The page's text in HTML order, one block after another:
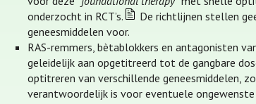
onderzocht in RCT’s.
De richtlijnen stellen
geneesmiddelen voor.
RAS-remmers, bètablokkers en antagonisten
geleidelijk aan opgetitreerd tot de gangbare
optitreren van verschillende geneesmiddelen,
verantwoordelijk is voor eventuele